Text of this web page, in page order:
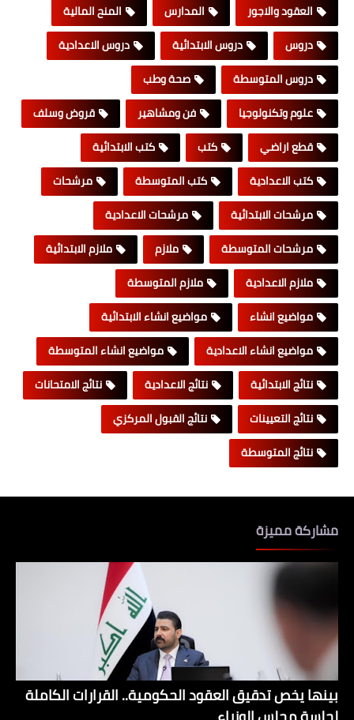
العقود والاجور
المدارس
المنح المالية
دروس
دروس الابتدائية
دروس الاعدادية
دروس المتوسطة
صحة وطب
علوم وتكنولوجيا
فن ومشاهير
قروض وسلف
قطع اراضي
كتب
كتب الابتدائية
كتب الاعدادية
كتب المتوسطة
مرشحات
مرشحات الابتدائية
مرشحات الاعدادية
مرشحات المتوسطة
ملازم
ملازم الابتدائية
ملازم الاعدادية
ملازم المتوسطة
مواضيع انشاء
مواضيع انشاء الابتدائية
مواضيع انشاء الاعدادية
مواضيع انشاء المتوسطة
نتائج الابتدائية
نتائج الاعدادية
نتائج الامتحانات
نتائج التعيينات
نتائج القبول المركزي
نتائج المتوسطة
مشاركة مميزة
بينها يخص تدقيق العقود الحكومية.. القرارات الكاملة